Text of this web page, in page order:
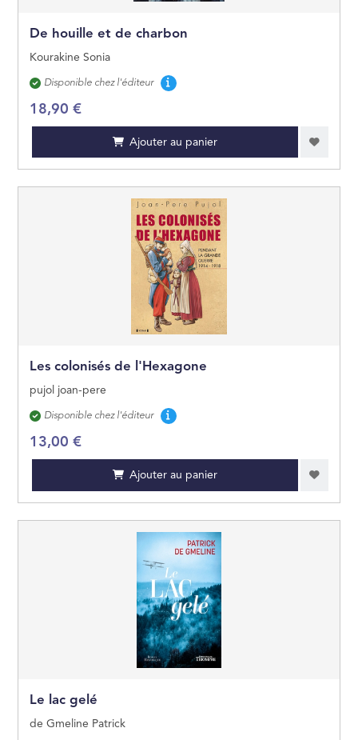
De houille et de charbon
Kourakine Sonia
Disponibilité
Disponible chez l'éditeur
18,90 €
Ajouter au panier
Les colonisés de l'Hexagone
pujol joan-pere
Disponibilité
Disponible chez l'éditeur
13,00 €
Ajouter au panier
Le lac gelé
de Gmeline Patrick